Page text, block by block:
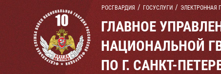
РОСГВАРДИЯ ГОСУСЛУГИ ЭЛЕКТРОННАЯ
ГЛАВНОЕ
НАЦИОНАЛЬНОЙ
ПО Г. САНКТ-